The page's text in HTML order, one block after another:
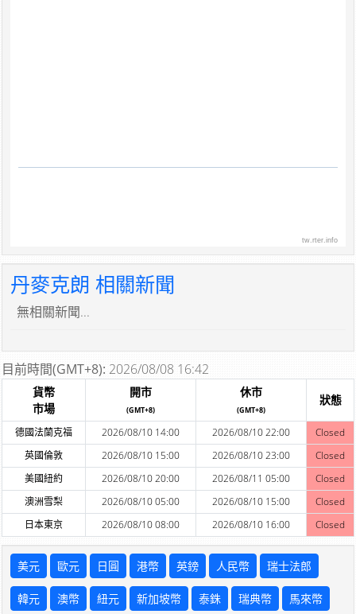
tw.rter.info
丹麥克朗 相關新聞
無相關新聞...
目前時間(GMT+8): 2026/08/08 16:42
貨幣
市場
開市
(GMT+8)
休市
(GMT+8)
狀態
德國法蘭克福 2026/08/10 14:00 2026/08/10 22:00
Closed
英國倫敦
2026/08/10 15:00 2026/08/10 23:00
Closed
美國紐約
2026/08/10 20:00 2026/08/11 05:00
Closed
澳洲雪梨
2026/08/10 05:00 2026/08/10 15:00
Closed
日本東京
2026/08/10 08:00 2026/08/10 16:00 Closed
美元 歐元 日圓 港幣 英鎊 人民幣 瑞士法郎
韓元 澳幣 紐元 新加坡幣 泰銖 瑞典幣 馬來幣